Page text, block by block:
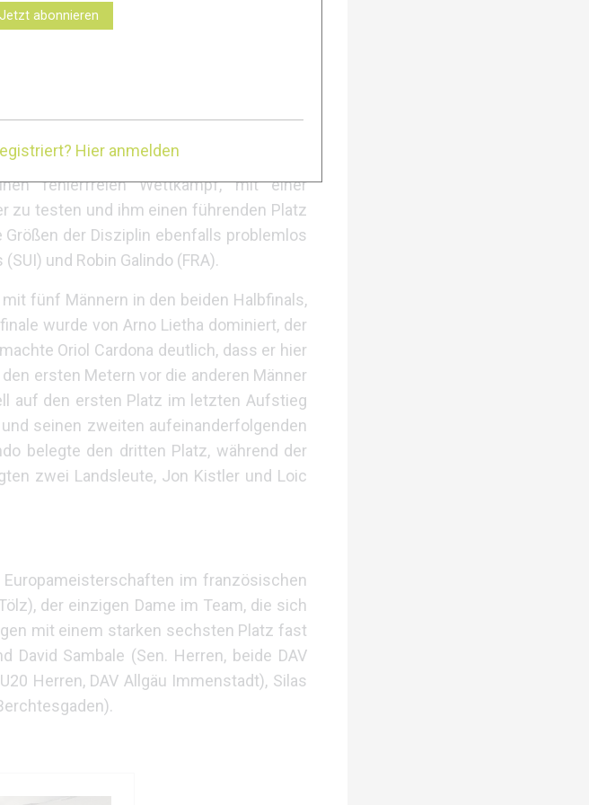
Energie für die letzte Anstrengung
Alonso belegte den zweiten Platz, und
aus, um ihr den U23-Titel zu sichern,
komplettierten.
und heute war es nicht anders. Der
Europameisterschaften, und zeigte
fehlerfreien Wettkampf, mit einer
zu testen und ihm einen führenden Platz
der Disziplin ebenfalls problemlos
und Robin Galindo (FRA).
fünf Männern in den beiden Halbfinals,
wurde von Arno Lietha dominiert, der
Oriol Cardona deutlich, dass er hier
ersten Metern vor die anderen Männer
auf den ersten Platz im letzten Aufstieg
seinen zweiten aufeinanderfolgenden
belegte den dritten Platz, während der
zwei Landsleute, Jon Kistler und Loic
im französischen
der einzigen Dame im Team, die sich
mit einem starken sechsten Platz fast
Sambale (Sen. Herren, beide DAV
Herren, DAV Allgäu Immenstadt), Silas
Jetzt abonnieren
Hier anmelden